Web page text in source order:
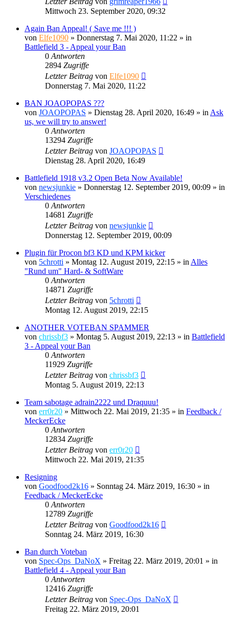
Mittwoch 23. September 2020, 09:32
Again Ban Appeal! ( Save me !!! )
von Elfe1090 » Donnerstag 7. Mai 2020, 11:22 » in
Battlefield 3 - Appeal your Ban
0 Antworten
2894 Zugriffe
Letzter Beitrag von Elfe1090
Donnerstag 7. Mai 2020, 11:22
BAN JOAOPOPAS ???
von JOAOPOPAS » Dienstag 28. April 2020, 16:49 » in Ask
us, we will try to answer!
0 Antworten
13294 Zugriffe
Letzter Beitrag von JOAOPOPAS
Dienstag 28. April 2020, 16:49
Battlefield 1918 v3.2 Open Beta Now Available!
von newsjunkie » Donnerstag 12. September 2019, 00:09 » in
Verschiedenes
0 Antworten
14681 Zugriffe
Letzter Beitrag von newsjunkie
Donnerstag 12. September 2019, 00:09
Plugin für Procon bf3 KD und KPM kicker
von 5chrotti » Montag 12. August 2019, 22:15 » in Alles
"Rund um" Hard- & SoftWare
0 Antworten
14871 Zugriffe
Letzter Beitrag von 5chrotti
Montag 12. August 2019, 22:15
ANOTHER VOTEBAN SPAMMER
von chrissbf3 » Montag 5. August 2019, 22:13 » in Battlefield
3 - Appeal your Ban
0 Antworten
11929 Zugriffe
Letzter Beitrag von chrissbf3
Montag 5. August 2019, 22:13
Team sabotage adrain2222 und Draquuu!
von err0r20 » Mittwoch 22. Mai 2019, 21:35 » in Feedback /
MeckerEcke
0 Antworten
12834 Zugriffe
Letzter Beitrag von err0r20
Mittwoch 22. Mai 2019, 21:35
Resigning
von Goodfood2k16 » Sonntag 24. März 2019, 16:30 » in
Feedback / MeckerEcke
0 Antworten
12789 Zugriffe
Letzter Beitrag von Goodfood2k16
Sonntag 24. März 2019, 16:30
Ban durch Voteban
von Spec-Ops_DaNoX » Freitag 22. März 2019, 20:01 » in
Battlefield 4 - Appeal your Ban
0 Antworten
12416 Zugriffe
Letzter Beitrag von Spec-Ops_DaNoX
Freitag 22. März 2019, 20:01